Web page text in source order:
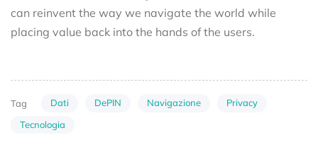
can reinvent the way we navigate the world while
placing value back into the hands of the users.
Tag Dati DePIN Navigazione
Privacy
Tecnologia